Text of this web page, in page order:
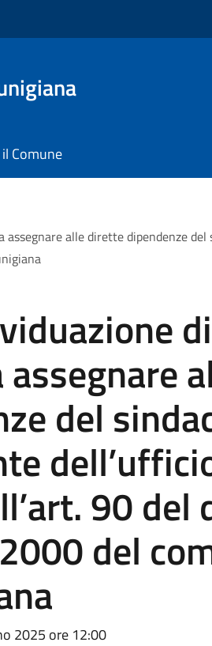
Comune
alle dirette dipendenze
del
90 del
del
2025 ore 12:00